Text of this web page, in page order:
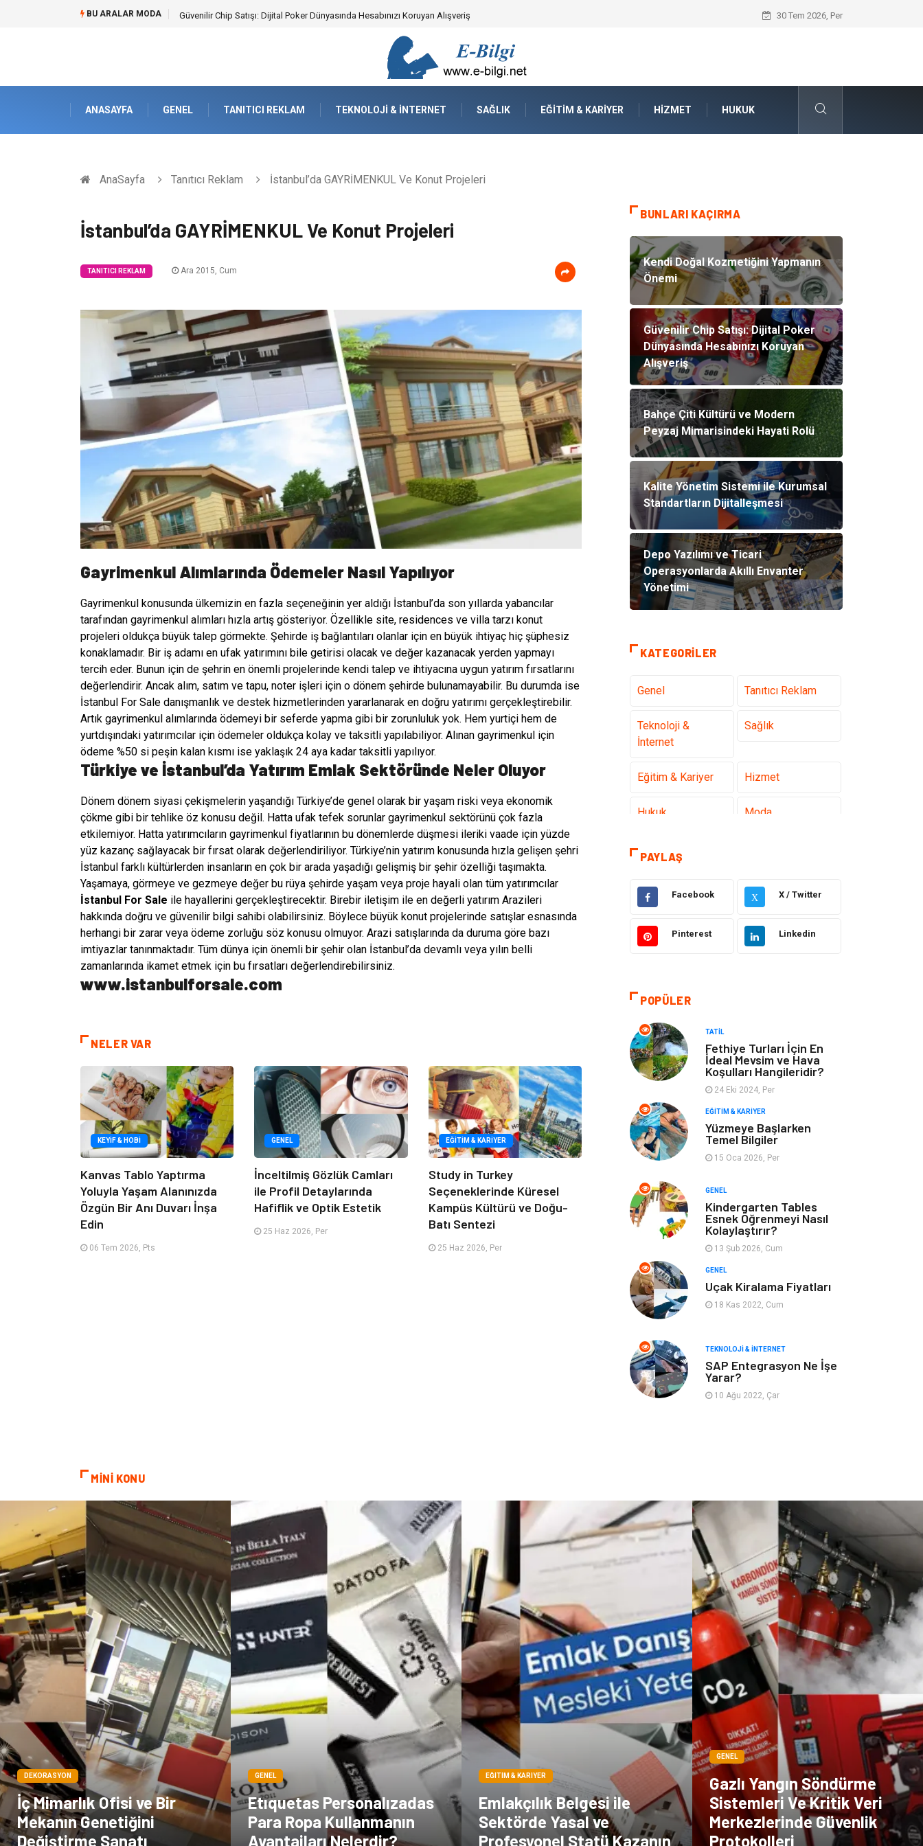
BU ARALAR MODA Güvenilir Chip Satışı: Dijital Poker Dünyasında Hesabınızı Koruyan Alışveriş Bahçe Çiti Kültürü ve Modern Peyzaj
30 Tem 2026, Per
ANASAYFA GENEL TANITICI REKLAM TEKNOLOJI & İNTERNET SAĞLIK EĞITIM & KARIYER HIZMET HUKUK
AnaSayfa Tanıtıcı Reklam İstanbul’da GAYRİMENKUL Ve Konut Projeleri
İstanbul’da GAYRİMENKUL Ve Konut Projeleri
TANITICI REKLAM Ara 2015, Cum
Gayrimenkul Alımlarında Ödemeler Nasıl Yapılıyor
Gayrimenkul konusunda ülkemizin en fazla seçeneğinin yer aldığı İstanbul’da son yıllarda yabancılar
tarafından gayrimenkul alımları hızla artış gösteriyor. Özellikle site, residences ve villa tarzı konut
projeleri oldukça büyük talep görmekte. Şehirde iş bağlantıları olanlar için en büyük ihtiyaç hiç şüphesiz
konaklamadır. Bir iş adamı en ufak yatırımını bile getirisi olacak ve değer kazanacak yerden yapmayı
tercih eder. Bunun için de şehrin en önemli projelerinde kendi talep ve ihtiyacına uygun yatırım fırsatlarını
değerlendirir. Ancak alım, satım ve tapu, noter işleri için o dönem şehirde bulunamayabilir. Bu durumda ise
İstanbul For Sale danışmanlık ve destek hizmetlerinden yararlanarak en doğru yatırımı gerçekleştirebilir.
Artık gayrimenkul alımlarında ödemeyi bir seferde yapma gibi bir zorunluluk yok. Hem yurtiçi hem de
yurtdışındaki yatırımcılar için ödemeler oldukça kolay ve taksitli yapılabiliyor. Alınan gayrimenkul için
ödeme %50 si peşin kalan kısmı ise yaklaşık 24 aya kadar taksitli yapılıyor.
Türkiye ve İstanbul’da Yatırım Emlak Sektöründe Neler Oluyor
Dönem dönem siyasi çekişmelerin yaşandığı Türkiye’de genel olarak bir yaşam riski veya ekonomik
çökme gibi bir tehlike öz konusu değil. Hatta ufak tefek sorunlar gayrimenkul sektörünü çok fazla
etkilemiyor. Hatta yatırımcıların gayrimenkul fiyatlarının bu dönemlerde düşmesi ileriki vaade için yüzde
yüz kazanç sağlayacak bir fırsat olarak değerlendiriliyor. Türkiye’nin yatırım konusunda hızla gelişen şehri
İstanbul farklı kültürlerden insanların en çok bir arada yaşadığı gelişmiş bir şehir özelliği taşımakta.
Yaşamaya, görmeye ve gezmeye değer bu rüya şehirde yaşam veya proje hayali olan tüm yatırımcılar
İstanbul For Sale ile hayallerini gerçekleştirecektir. Birebir iletişim ile en değerli yatırım Arazileri
hakkında doğru ve güvenilir bilgi sahibi olabilirsiniz. Böylece büyük konut projelerinde satışlar esnasında
herhangi bir zarar veya ödeme zorluğu söz konusu olmuyor. Arazi satışlarında da duruma göre bazı
imtiyazlar tanınmaktadır. Tüm dünya için önemli bir şehir olan İstanbul’da devamlı veya yılın belli
zamanlarında ikamet etmek için bu fırsatları değerlendirebilirsiniz.
www.istanbulforsale.com
NELER VAR
KEYIF & HOBI
Kanvas Tablo Yaptırma
Yoluyla Yaşam Alanınızda
Özgün Bir Anı Duvarı İnşa
Edin
06 Tem 2026, Pts
GENEL
İnceltilmiş Gözlük Camları
ile Profil Detaylarında
Hafiflik ve Optik Estetik
25 Haz 2026, Per
EĞITIM & KARIYER
Study in Turkey
Seçeneklerinde Küresel
Kampüs Kültürü ve Doğu-
Batı Sentezi
25 Haz 2026, Per
BUNLARI KAÇIRMA
Kendi Doğal Kozmetiğini Yapmanın
Önemi
Güvenilir Chip Satışı: Dijital Poker
Dünyasında Hesabınızı Koruyan
Alışveriş
Bahçe Çiti Kültürü ve Modern
Peyzaj Mimarisindeki Hayati Rolü
Kalite Yönetim Sistemi ile Kurumsal
Standartların Dijitalleşmesi
Depo Yazılımı ve Ticari
Operasyonlarda Akıllı Envanter
Yönetimi
KATEGORILER
Genel Tanıtıcı Reklam
Teknoloji &
İnternet
Sağlık
Eğitim & Kariyer Hizmet
Hukuk Moda
Gündem
Genel Kültür
Metal Evlilik Rehberi
Finans & Ekonomi
Yeme & İçme Anne & Çocuk
Ev İşleri Gayrimenkul
Organizasyon
Astroloji Aksesuar
Mobilya
Bebek Giyim saç dökülmesi
saç bakımı
kozmetiğin püf
noktaları
Spor Malzemeleri
PAYLAŞ
Facebook X X / Twitter
Pinterest Linkedin
POPÜLER
TATIL
Fethiye Turları İçin En
İdeal Mevsim ve Hava
Koşulları Hangileridir?
24 Eki 2024, Per
EĞITIM & KARIYER
Yüzmeye Başlarken
Temel Bilgiler
15 Oca 2026, Per
GENEL
Kindergarten Tables
Esnek Öğrenmeyi Nasıl
Kolaylaştırır?
13 Şub 2026, Cum
GENEL
Uçak Kiralama Fiyatları
18 Kas 2022, Cum
TEKNOLOJI & İNTERNET
SAP Entegrasyon Ne İşe
Yarar?
10 Ağu 2022, Çar
MİNİ KONU
DEKORASYON
İç Mimarlık Ofisi ve Bir
Mekanın Genetiğini
Değiştirme Sanatı
GENEL
Etıquetas Personalızadas
Para Ropa Kullanmanın
Avantajları Nelerdir?
EĞITIM & KARIYER
Emlakçılık Belgesi ile
Sektörde Yasal ve
Profesyonel Statü Kazanın
GENEL
Gazlı Yangın Söndürme
Sistemleri Ve Kritik Veri
Merkezlerinde Güvenlik
Protokolleri